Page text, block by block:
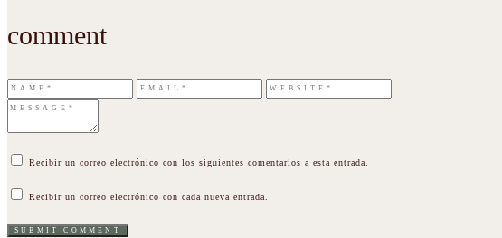
comment
Recibir un correo electrónico con los siguientes comentarios a esta entrada.
Recibir un correo electrónico con cada nueva entrada.